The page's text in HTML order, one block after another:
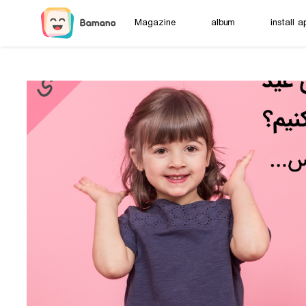
Magazine album install